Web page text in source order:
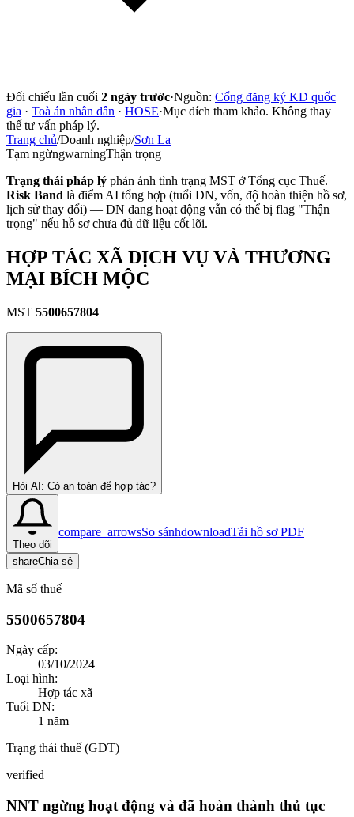
Đối chiếu lần cuối 2 ngày trước·Nguồn: Cổng đăng ký KD quốc
gia · Toà án nhân dân · HOSE·Mục đích tham khảo. Không thay
thế tư vấn pháp lý.
Trang chủ/Doanh nghiệp/Sơn La
Tạm ngừngwarningThận trọng
Trạng thái pháp lý phản ánh tình trạng MST ở Tổng cục Thuế.
Risk Band là điểm AI tổng hợp (tuổi DN, vốn, độ hoàn thiện hồ sơ,
lịch sử thay đổi) — DN đang hoạt động vẫn có thể bị flag "Thận
trọng" nếu hồ sơ chưa đủ dữ liệu cốt lõi.
HỢP TÁC XÃ DỊCH VỤ VÀ THƯƠNG
MẠI BÍCH MỘC
MST 5500657804
Hỏi AI: Có an toàn để hợp tác?
Theo dõi
compare_arrowsSo sánhdownloadTải hồ sơ PDF
shareChia sẻ
Mã số thuế
5500657804
Ngày cấp:
03/10/2024
Loại hình:
Hợp tác xã
Tuổi DN:
1 năm
Trạng thái thuế (GDT)
verified
NNT ngừng hoạt động và đã hoàn thành thủ tục